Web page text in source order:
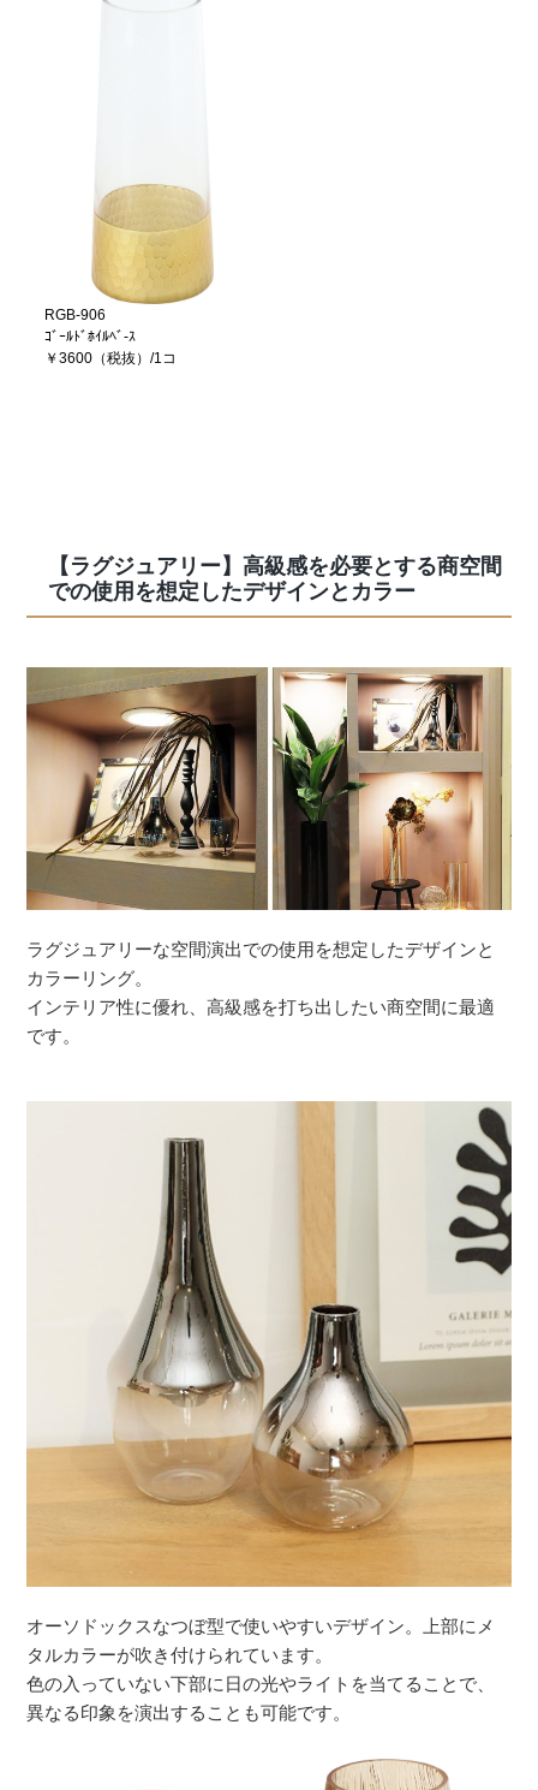
RGB-906
ｺﾞｰﾙﾄﾞﾎｲﾙﾍﾞ-ｽ
￥3600（税抜）/1コ
【ラグジュアリー】高級感を必要とする商空間
での使用を想定したデザインとカラー
ラグジュアリーな空間演出での使用を想定したデザインと
カラーリング。
インテリア性に優れ、高級感を打ち出したい商空間に最適
です。
オーソドックスなつぼ型で使いやすいデザイン。上部にメ
タルカラーが吹き付けられています。
色の入っていない下部に日の光やライトを当てることで、
異なる印象を演出することも可能です。